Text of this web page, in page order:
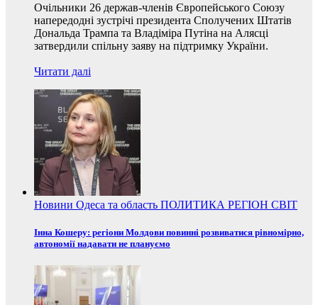
Очільники 26 держав-членів Європейського Союзу
напередодні зустрічі президента Сполучених Штатів
Дональда Трампа та Владіміра Путіна на Алясці
затвердили спільну заяву на підтримку України.
Читати далі
Новини Одеса та область ПОЛИТИКА РЕГІОН СВІТ
Інна Кошеру: регіони Молдови повинні розвиватися рівномірно,
автономії надавати не плануємо